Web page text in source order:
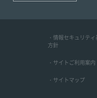
・情報セキュリテ
方針
・サイトご利用案内
・サイトマップ